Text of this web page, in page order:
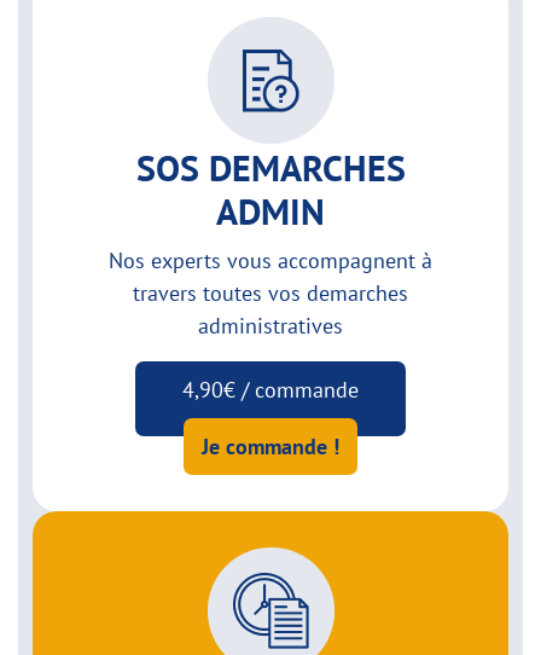
SOS DEMARCHES
ADMIN
Nos experts vous accompagnent à
travers toutes vos demarches
administratives
4,90€ / commande
Je commande !